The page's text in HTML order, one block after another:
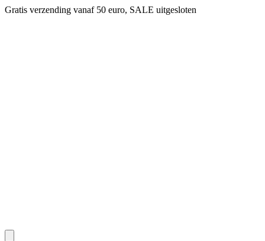
Gratis verzending vanaf 50 euro, SALE uitgesloten